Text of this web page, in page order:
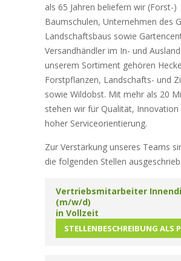
als 65 Jahren beliefern wir (Forst-)
Baumschulen, Unternehmen des
Landschaftsbaus sowie
Versandhändler im In- und
unserem Sortiment gehören
Forstpflanzen, Landschafts- und
sowie Wildobst. Mit mehr als 20
stehen wir für Qualität, Innovation
hoher Serviceorientierung.
Zur Verstärkung unseres Teams
die folgenden Stellen
Vertriebsmitarbeiter
(m/w/d)
in Vollzeit
STELLENBESCHREIBUNG ALS